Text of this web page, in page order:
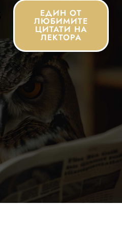
ЕДИН ОТ
ЛЮБИМИТЕ
ЦИТАТИ НА
ЛЕКТОРА